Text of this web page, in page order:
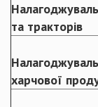
та тракторів
харчової